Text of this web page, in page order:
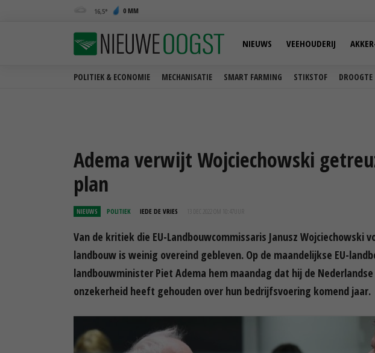
16,5 0 MM
POLITIEK & ECONOMIE MECHANISATIE SMART FARMING STIKSTOF DROOGTE
NIEUWS VEEHOUDERIJ
Adema verwijt Wojciechowski
plan
NIEUWS POLITIEK IEDE DE VRIES 13 DEC 2022 OM 10:47
Van de kritiek die EU-Landbouwcommissaris Janusz Wojciechowski
landbouw is weinig overeind gebleven. Op de maandelijkse EU-
landbouwminister Piet Adema hem maandag dat hij de
onzekerheid heeft gehouden over hun bedrijfsvoering komend jaar.